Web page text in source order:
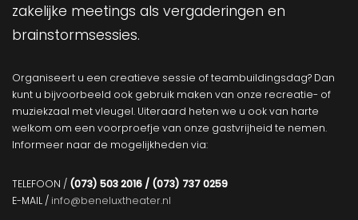
zakelijke meetings als vergaderingen en
brainstormsessies.
Organiseert u een creatieve sessie of teambuildingsdag? Dan
kunt u bijvoorbeeld ook gebruik maken van onze recreatie- of
muziekzaal met vleugel. Uiteraard heten we u ook van harte
welkom om een voorproefje van onze gastvrijheid te nemen.
Informeer naar de mogelijkheden via:
TELEFOON / (073) 503 2016 / (073) 737 0259
E-MAIL / info@beneluxtheater.nl